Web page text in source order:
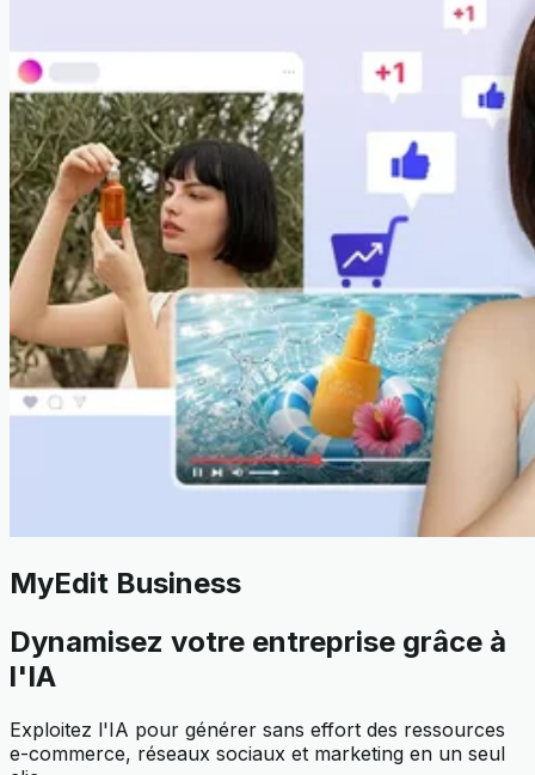
MyEdit Business
Dynamisez votre entreprise grâce à
l'IA
Exploitez l'IA pour générer sans effort des ressources
e-commerce, réseaux sociaux et marketing en un seul